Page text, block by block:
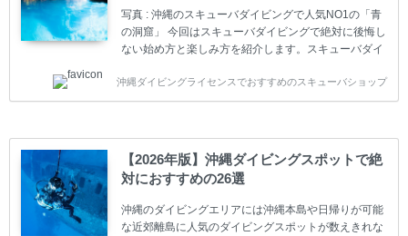
体)によってライセンスカードの名称、トレーニング内
容に違いがありま...
写真 : 沖縄のスキューバダイビングで人気NO1の「青
の洞窟」 今回はスキューバダイビングで絶対に後悔し
ない始め方と楽しみ方を紹介します。スキューバダイ
やまだ始めて間もない初心者の方に必見の内容です。
スキューバダイビングの始め方と楽しみ方について学
ててしまうと、せっかく楽しみにしていたスキューバ
ダイビングが台無しになり後悔することになってしま
うかもしれません。 又、スキューバダイビングは事故
のリスクがあるスポーツでもあります。もしかしたら
危険な思いをしてしまうかもしれません。 今回は現地
ダイビング...
沖縄ダイビングライセンスでおすすめのスキューバショップ
【2026年版】沖縄ダイビングスポットで絶
対におすすめの26選
沖縄のダイビングエリアには沖縄本島や日帰りが可能
な近郊離島に人気のダイビングスポットが数えきれな